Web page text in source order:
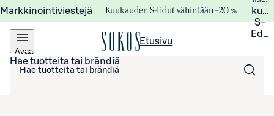
Markkinointiviestejä Kuukauden S-Edut vähintään –20 %
S-
Avaa
valikko
Etusivu
Hae tuotteita tai brändiä